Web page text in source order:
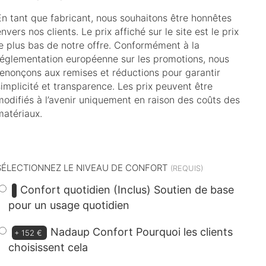
tant que fabricant, nous souhaitons être honnêtes
nos clients. Le prix affiché sur le site est le prix
plus bas de notre offre. Conformément à la
européenne sur les promotions, nous
aux remises et réductions pour garantir
et transparence. Les prix peuvent être
à l’avenir uniquement en raison des coûts des
LE NIVEAU DE CONFORT
Confort quotidien (Inclus) Soutien de base
pour un usage quotidien
+ 152 € Nadaup Confort Pourquoi les clients
choisissent cela